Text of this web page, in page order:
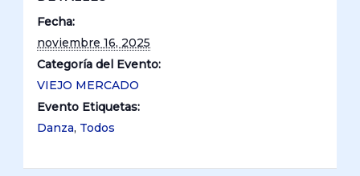
Fecha:
noviembre 16, 2025
Categoría del Evento:
VIEJO MERCADO
Evento Etiquetas:
Danza, Todos